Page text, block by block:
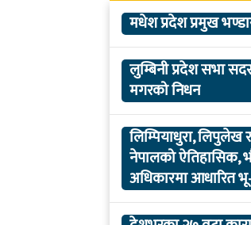
मधेश प्रदेश प्रमुख
लुम्बिनी प्रदेश सभा
मगरको निधन
लिम्पियाधुरा, लिपुलेख
नेपालको ऐतिहासिक,
अधिकारमा आधारित